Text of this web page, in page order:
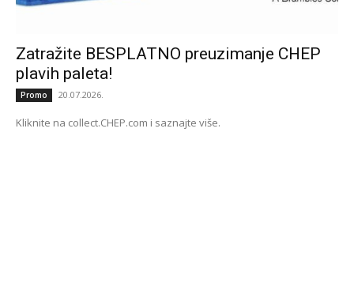
Zatražite BESPLATNO preuzimanje CHEP
plavih paleta!
Promo 20.07.2026.
Kliknite na collect.CHEP.com i saznajte više.